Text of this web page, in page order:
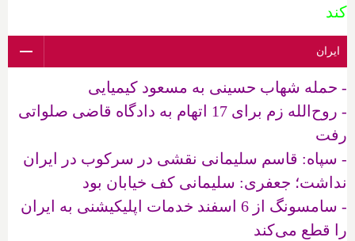
کند
ایران
- حمله شهاب حسینی به مسعود کیمیایی
- روح‌الله زم برای 17 اتهام به دادگاه قاضی صلواتی
رفت
- سپاه: قاسم سلیمانی نقشی در سرکوب در ایران
نداشت؛ جعفری: سلیمانی کف خیابان بود
- سامسونگ از 6 اسفند خدمات اپلیکیشنی به ایران
را قطع می‌کند